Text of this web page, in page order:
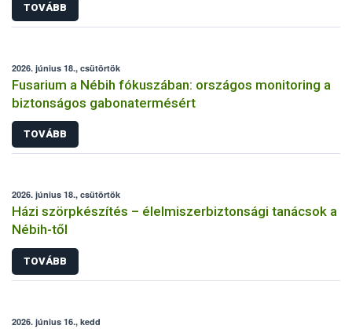
TOVÁBB
2026. június 18., csütörtök
Fusarium a Nébih fókuszában: országos monitoring a
biztonságos gabonatermésért
TOVÁBB
2026. június 18., csütörtök
Házi szörpkészítés – élelmiszerbiztonsági tanácsok a
Nébih-től
TOVÁBB
2026. június 16., kedd